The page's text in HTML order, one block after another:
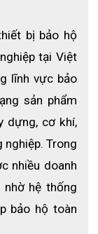
liệu như latex,
hiệu suất do
bao gồm ASTM
và ISO / AWI
và bệnh nhân
lão hóa của vật
dài của vật liệu
nằm trong phạm
chất lượng của
bị bảo hộ
tại Việt
lĩnh vực bảo
sản phẩm
dựng, cơ khí,
Trong
nhiều doanh
hệ thống
bảo hộ toàn